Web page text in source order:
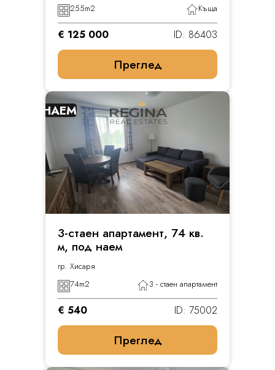
255m2 Къща
€ 125 000 ID: 86403
Преглед
НАЕМ
3-стаен апартамент, 74 кв.
м, под наем
гр. Хисаря
74m2 3 - стаен апартамент
€ 540 ID: 75002
Преглед